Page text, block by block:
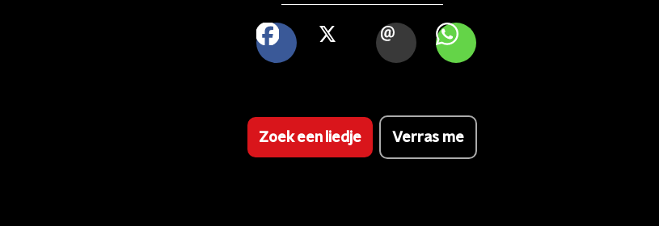
FACEBOOK
X MAILWHATSAPP
Zoek een liedje Verras me